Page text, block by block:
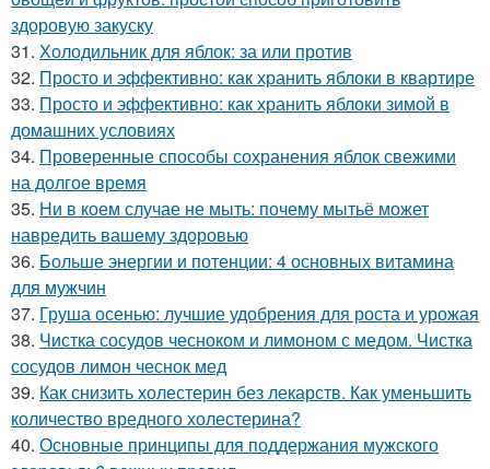
здоровую закуску
31. Холодильник для яблок: за или против
32. Просто и эффективно: как хранить яблоки в квартире
33. Просто и эффективно: как хранить яблоки зимой в
домашних условиях
34. Проверенные способы сохранения яблок свежими
на долгое время
35. Ни в коем случае не мыть: почему мытьё может
навредить вашему здоровью
36. Больше энергии и потенции: 4 основных витамина
для мужчин
37. Груша осенью: лучшие удобрения для роста и урожая
38. Чистка сосудов чесноком и лимоном с медом. Чистка
сосудов лимон чеснок мед
39. Как снизить холестерин без лекарств. Как уменьшить
количество вредного холестерина?
40. Основные принципы для поддержания мужского